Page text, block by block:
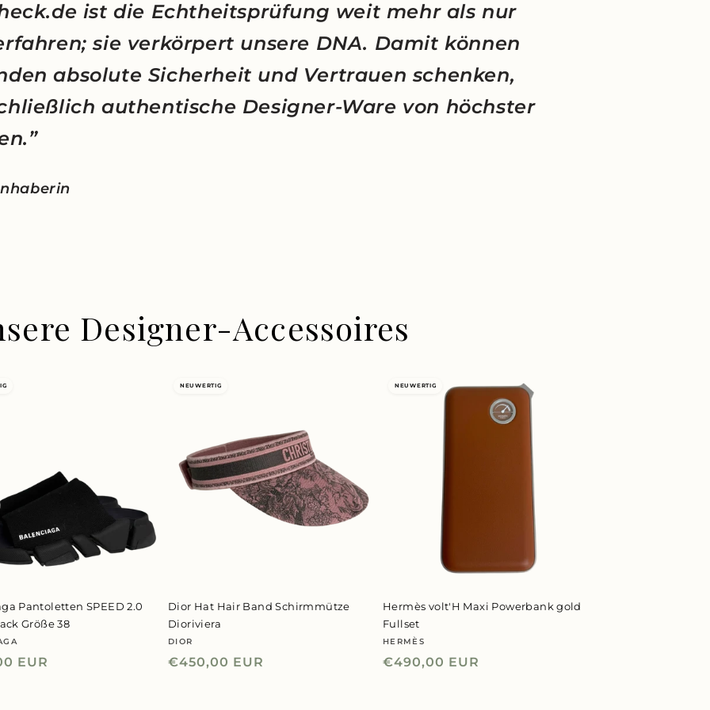
ist die Echtheitsprüfung weit mehr als nur
sie verkörpert unsere DNA. Damit können
absolute Sicherheit und Vertrauen schenken,
authentische Designer-Ware von höchster
Designer-Accessoires
Pantoletten SPEED 2.0
Größe 38
EUR
NEUWERTIG
Dior Hat Hair Band Schirmmütze
Dioriviera
Anbieter:
DIOR
Normaler
€450,00 EUR
NEUWERTIG
Hermès volt'H Maxi Powerbank gold
Fullset
Anbieter:
HERMÈS
Normaler
€490,00 EUR